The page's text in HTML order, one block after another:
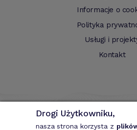
Informacje o
Polityka
Usługi i
Kontakt
Drogi Użytkowniku,
nasza strona korzysta z